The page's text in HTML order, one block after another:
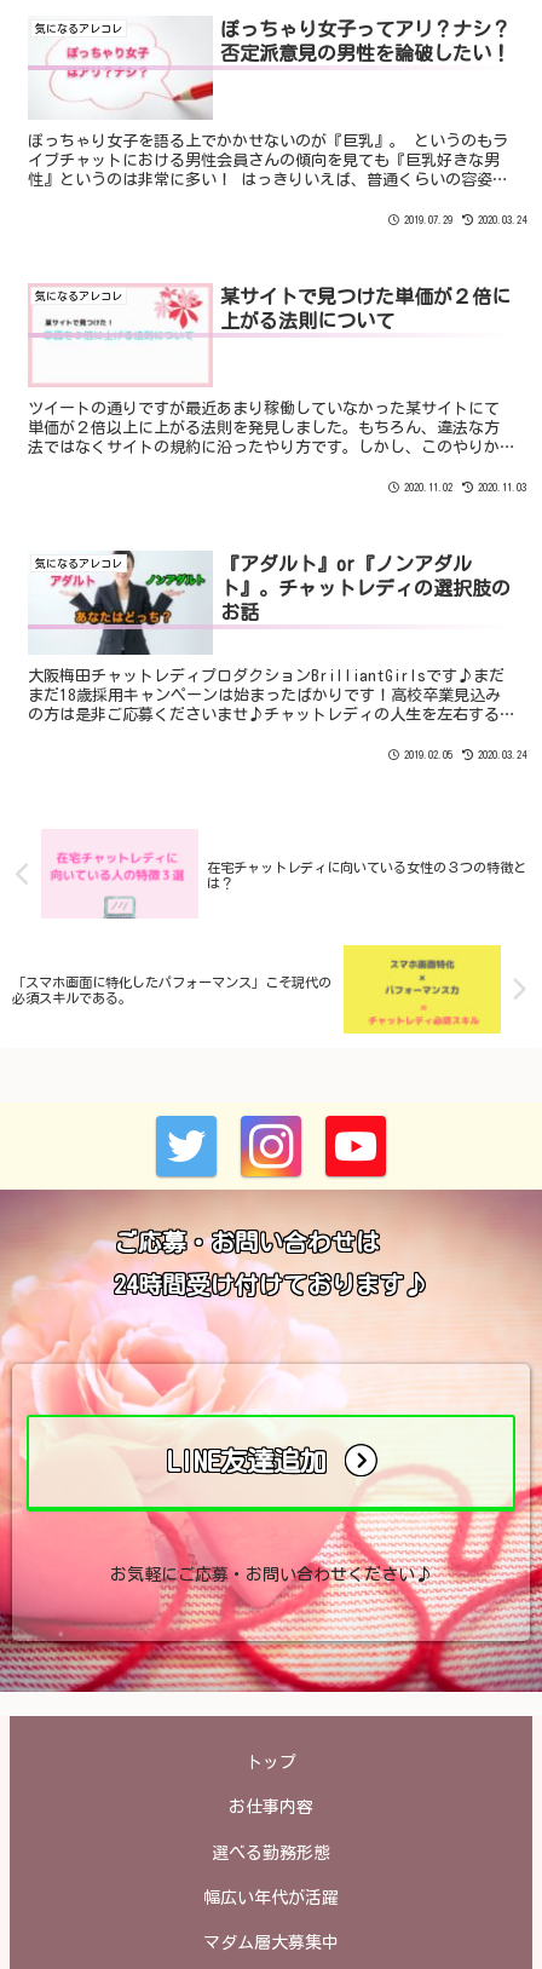
気になるアレコレ
ぽっちゃり女子ってアリ？ナシ？
否定派意見の男性を論破したい！
ぽっちゃり女子を語る上でかかせないのが『巨乳』。 というのもラ
イブチャットにおける男性会員さんの傾向を見ても『巨乳好きな男
性』というのは非常に多い！ はっきりいえば、普通くらいの容姿の
2019.07.29 2020.03.24
気になるアレコレ
某サイトで見つけた単価が２倍に
上がる法則について
ツイートの通りですが最近あまり稼働していなかった某サイトにて
単価が２倍以上に上がる法則を発見しました。もちろん、違法な方
法ではなくサイトの規約に沿ったやり方です。しかし、このやりか
2020.11.02 2020.11.03
気になるアレコレ
『アダルト』or『ノンアダル
ト』。チャットレディの選択肢の
お話
大阪梅田チャットレディプロダクションBrilliantGirlsです♪まだ
まだ18歳採用キャンペーンは始まったばかりです！高校卒業見込み
の方は是非ご応募くださいませ♪チャットレディの人生を左右する
2019.02.05 2020.03.24
在宅チャットレディに向いている女性の３つの特徴と
は？
「スマホ画面に特化したパフォーマンス」こそ現代の
必須スキルである。
ご応募・お問い合わせは
24時間受け付けております♪
LINE友達追加
お気軽にご応募・お問い合わせください♪
トップ
お仕事内容
選べる勤務形態
幅広い年代が活躍
マダム層大募集中